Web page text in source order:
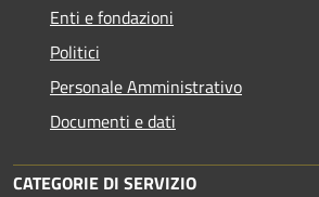
Enti e fondazioni
Politici
Personale Amministrativo
Documenti e dati
CATEGORIE DI SERVIZIO